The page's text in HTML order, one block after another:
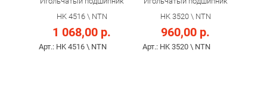
HK 4516 \ NTN
1 068,00 р.
Арт.: HK 4516 \ NTN
HK 3520 \ NTN
960,00 р.
Арт.: HK 3520 \ NTN